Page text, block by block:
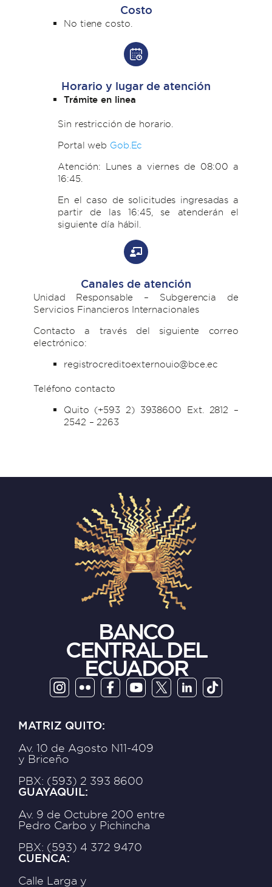
Costo
No tiene costo.
Horario y lugar de atención
Trámite en linea
Sin restricción de horario.
Portal web Gob.Ec
Atención: Lunes a viernes de 08:00 a
16:45.
En el caso de solicitudes ingresadas a
partir de las 16:45, se atenderán el
siguiente día hábil.
Canales de atención
Unidad Responsable – Subgerencia de
Servicios Financieros Internacionales
Contacto a través del siguiente correo
electrónico:
registrocreditoexternouio@bce.ec
Teléfono contacto
Quito (+593 2) 3938600 Ext. 2812 –
2542 – 2263
BANCO
CENTRAL DEL
ECUADOR
MATRIZ QUITO:
Av. 10 de Agosto N11-409
y Briceño
PBX: (593) 2 393 8600
GUAYAQUIL:
Av. 9 de Octubre 200 entre
Pedro Carbo y Pichincha
PBX: (593) 4 372 9470
CUENCA:
Calle Larga y